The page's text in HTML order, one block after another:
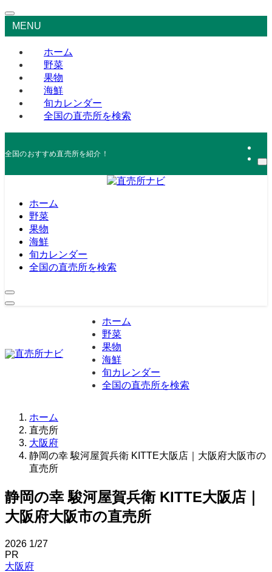
MENU
ホーム
野菜
果物
海鮮
旬カレンダー
全国の直売所を検索
全国のおすすめ直売所を紹介！
ホーム
野菜
果物
海鮮
旬カレンダー
全国の直売所を検索
ホーム
野菜
果物
海鮮
旬カレンダー
全国の直売所を検索
ホーム
直売所
大阪府
静岡の幸 駿河屋賀兵衛 KITTE大阪店｜大阪府大阪市の
直売所
静岡の幸 駿河屋賀兵衛 KITTE大阪店｜
大阪府大阪市の直売所
2026 1/27
PR
大阪府